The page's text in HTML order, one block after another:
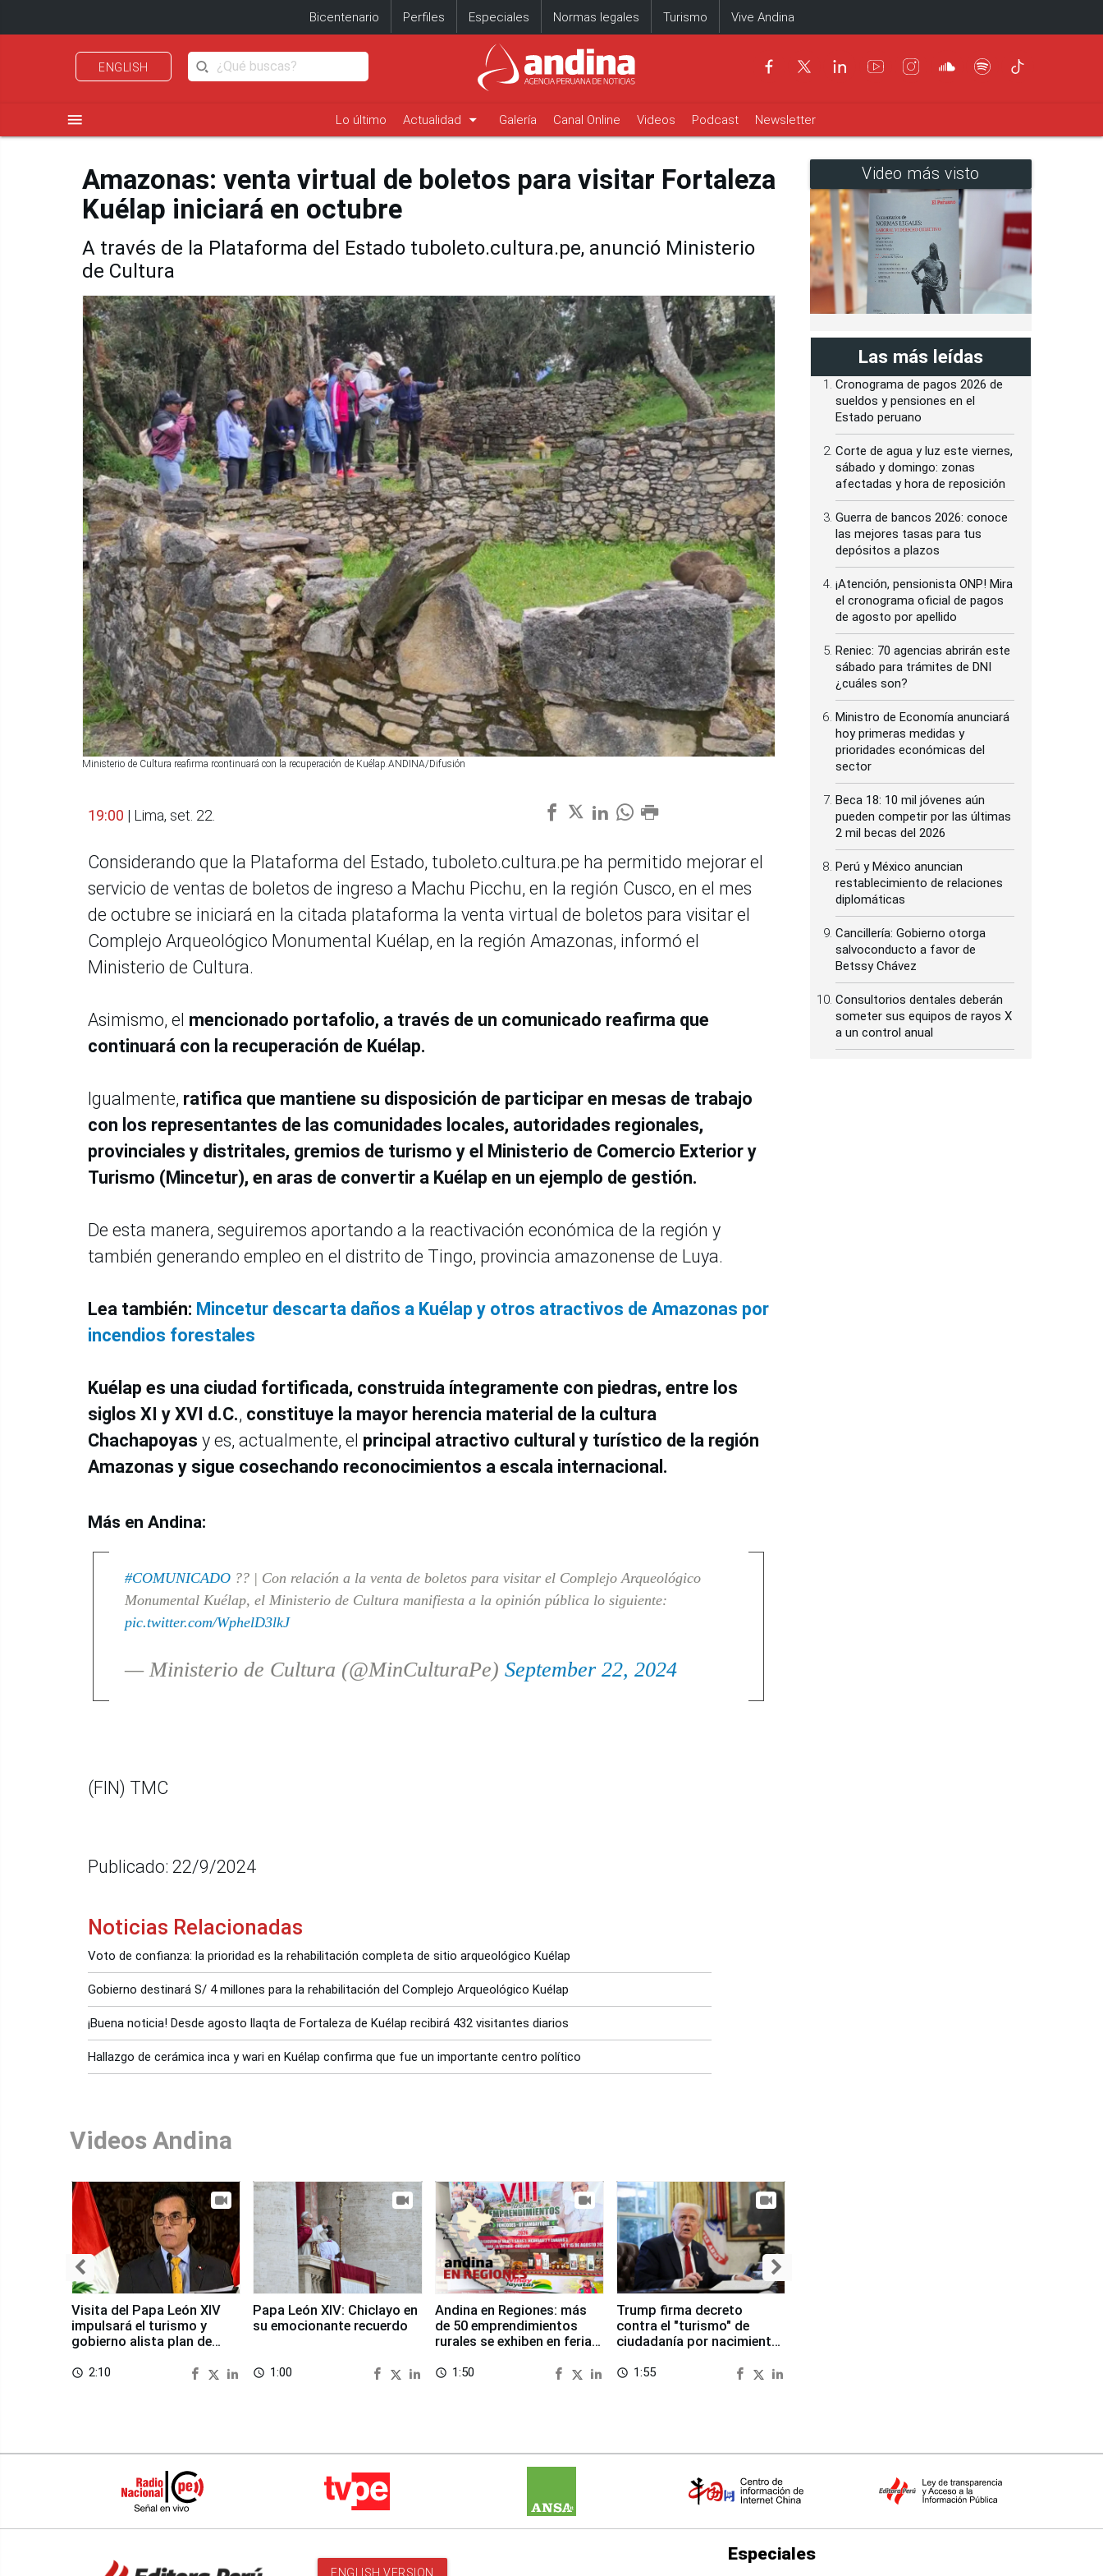
Bicentenario Perfiles Especiales Normas legales Turismo Vive Andina
ENGLISH
menu Lo último Actualidad arrow_drop_down Galería Canal Online Videos Podcast Newsletter
Amazonas: venta virtual de boletos para visitar Fortaleza
Kuélap iniciará en octubre
A través de la Plataforma del Estado tuboleto.cultura.pe, anunció Ministerio
de Cultura
Ministerio de Cultura reafirma rcontinuará con la recuperación de Kuélap.ANDINA/Difusión
19:00 | Lima, set. 22.
Considerando que la Plataforma del Estado, tuboleto.cultura.pe ha permitido mejorar el
servicio de ventas de boletos de ingreso a Machu Picchu, en la región Cusco, en el mes
de octubre se iniciará en la citada plataforma la venta virtual de boletos para visitar el
Complejo Arqueológico Monumental Kuélap, en la región Amazonas, informó el
Ministerio de Cultura.
Asimismo, el mencionado portafolio, a través de un comunicado reafirma que
continuará con la recuperación de Kuélap.
Igualmente, ratifica que mantiene su disposición de participar en mesas de trabajo
con los representantes de las comunidades locales, autoridades regionales,
provinciales y distritales, gremios de turismo y el Ministerio de Comercio Exterior y
Turismo (Mincetur), en aras de convertir a Kuélap en un ejemplo de gestión.
De esta manera, seguiremos aportando a la reactivación económica de la región y
también generando empleo en el distrito de Tingo, provincia amazonense de Luya.
Lea también: Mincetur descarta daños a Kuélap y otros atractivos de Amazonas por
incendios forestales
Kuélap es una ciudad fortificada, construida íntegramente con piedras, entre los
siglos XI y XVI d.C., constituye la mayor herencia material de la cultura
Chachapoyas y es, actualmente, el principal atractivo cultural y turístico de la región
Amazonas y sigue cosechando reconocimientos a escala internacional.
Más en Andina:
#COMUNICADO?? | Con relación a la venta de boletos para visitar el Complejo Arqueológico
Monumental Kuélap, el Ministerio de Cultura manifiesta a la opinión pública lo siguiente:
pic.twitter.com/WphelD3lkJ
— Ministerio de Cultura (@MinCulturaPe) September 22, 2024
(FIN) TMC
Publicado: 22/9/2024
Noticias Relacionadas
Voto de confianza: la prioridad es la rehabilitación completa de sitio arqueológico Kuélap
Gobierno destinará S/ 4 millones para la rehabilitación del Complejo Arqueológico Kuélap
¡Buena noticia! Desde agosto llaqta de Fortaleza de Kuélap recibirá 432 visitantes diarios
Hallazgo de cerámica inca y wari en Kuélap confirma que fue un importante centro político
Videos Andina
Visita del Papa León XIV
impulsará el turismo y
gobierno alista plan de
access_time 2:10
Papa León XIV: Chiclayo en
su emocionante recuerdo
access_time 1:00
Andina en Regiones: más
de 50 emprendimientos
rurales se exhiben en feria
access_time 1:50
Trump firma decreto
contra el "turismo" de
ciudadanía por nacimiento
access_time 1:55
Video más visto
Las más leídas
Cronograma de pagos 2026 de
sueldos y pensiones en el
Estado peruano
Corte de agua y luz este viernes,
sábado y domingo: zonas
afectadas y hora de reposición
Guerra de bancos 2026: conoce
las mejores tasas para tus
depósitos a plazos
¡Atención, pensionista ONP! Mira
el cronograma oficial de pagos
de agosto por apellido
Reniec: 70 agencias abrirán este
sábado para trámites de DNI
¿cuáles son?
Ministro de Economía anunciará
hoy primeras medidas y
prioridades económicas del
sector
Beca 18: 10 mil jóvenes aún
pueden competir por las últimas
2 mil becas del 2026
Perú y México anuncian
restablecimiento de relaciones
diplomáticas
Cancillería: Gobierno otorga
salvoconducto a favor de
Betssy Chávez
Consultorios dentales deberán
someter sus equipos de rayos X
a un control anual
ENGLISH VERSION
Especiales